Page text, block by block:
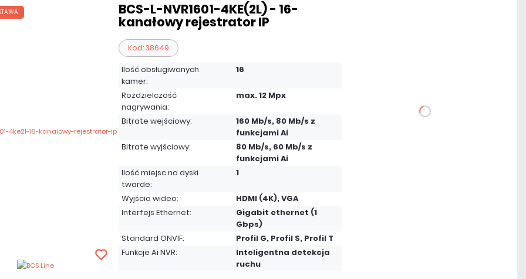
BCS-L-NVR1601-4KE(2L) - 16-
kanałowy rejestrator IP
Kod: 38649
Ilość obsługiwanych
kamer:
16
Rozdzielczość
nagrywania:
max. 12 Mpx
Bitrate wejściowy:
160 Mb/s, 80 Mb/s z
funkcjami Ai
Bitrate wyjściowy:
80 Mb/s, 60 Mb/s z
funkcjami Ai
Ilość miejsc na dyski
twarde:
1
Wyjścia wideo:
HDMI (4K), VGA
Interfejs Ethernet:
Gigabit ethernet (1
Gbps)
Standard ONVIF:
Profil G, Profil S, Profil T
Funkcje Ai NVR:
Inteligentna detekcja
ruchu
DO KOSZYKA